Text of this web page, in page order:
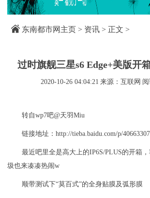
东南都市网主页 > 资讯 > 正文 >
过时旗舰三星s6 Edge+美版开
2020-10-26 04:04:21 来源：互联网
转自wp7吧@天羽Miu
链接地址：http://tieba.baidu.com/p/
最近吧里全是高大上的IP6S/PLUS的开箱
圾也来凑凑热闹w
顺带测试下“莫百式”的全身贴膜及弧形膜